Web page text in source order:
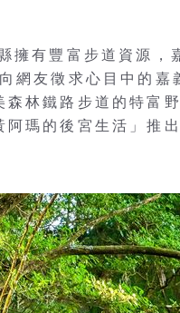
擁有豐富步道資源
網友徵求心目中的嘉
林鐵路步道的特富
瑪的後宮生活」推